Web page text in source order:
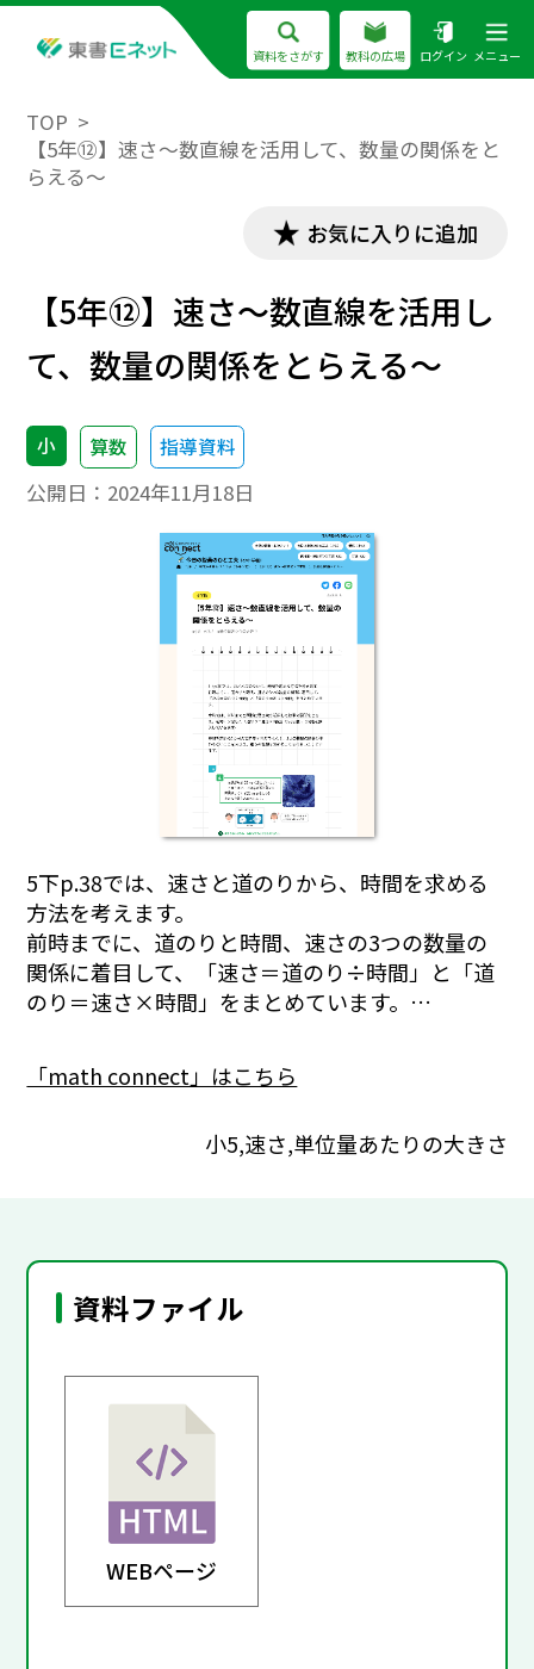
資料をさがす 教科の広場 ログイン メニュー
TOP
【5年⑫】速さ～数直線を活用して、数量の関係をと
らえる～
お気に入りに追加
【5年⑫】速さ～数直線を活用し
て、数量の関係をとらえる～
小 算数 指導資料
公開日： 2024年11月18日
5下p.38では、速さと道のりから、時間を求める
方法を考えます。
前時までに、道のりと時間、速さの3つの数量の
関係に着目して、「速さ＝道のり÷時間」と「道
のり＝速さ×時間」をまとめています。…
「math connect」はこちら
小5,速さ,単位量あたりの大きさ
資料ファイル
WEBページ